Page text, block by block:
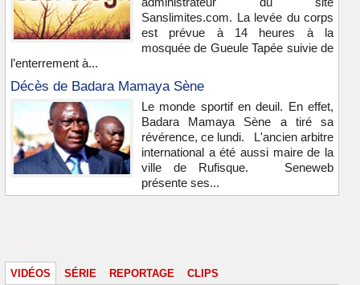
Sanslimites.com. La levée du corps
est prévue à 14 heures à la
mosquée de Gueule Tapée suivie de
l’enterrement à...
Décès de Badara Mamaya Sène
Le monde sportif en deuil. En effet,
Badara Mamaya Sène a tiré sa
révérence, ce lundi. L'ancien arbitre
international a été aussi maire de la
ville de Rufisque. Seneweb
présente ses...
VIDÉOS SÉRIE REPORTAGE CLIPS